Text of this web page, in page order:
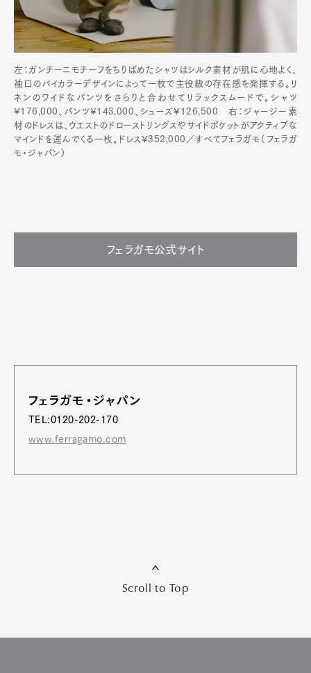
左：ガンチーニモチーフをちりばめたシャツはシルク素材が肌に心地よく、
袖口のバイカラーデザインによって一枚で主役級の存在感を発揮する。リ
ネンのワイドなパンツをさらりと合わせてリラックスムードで。シャツ
¥176,000、パンツ¥143,000、シューズ¥126,500 右：ジャージー素
材のドレスは、ウエストのドローストリングスやサイドポケットがアクティブな
マインドを運んでくる一枚。ドレス¥352,000／すべてフェラガモ（フェラガ
モ・ジャパン）
フェラガモ公式サイト
フェラガモ・ジャパン
TEL:0120-202-170
www.ferragamo.com
Scroll to Top